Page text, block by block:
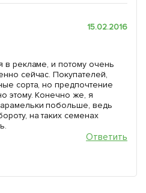
15.02.2016
в рекламе, и потому очень
сейчас. Покупателей,
сорта, но предпочтение
этому. Конечно же, я
побольше, ведь
на таких семенах
Ответить